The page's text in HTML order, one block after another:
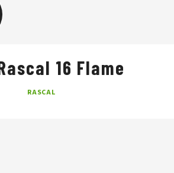
16 Flame
RASCAL